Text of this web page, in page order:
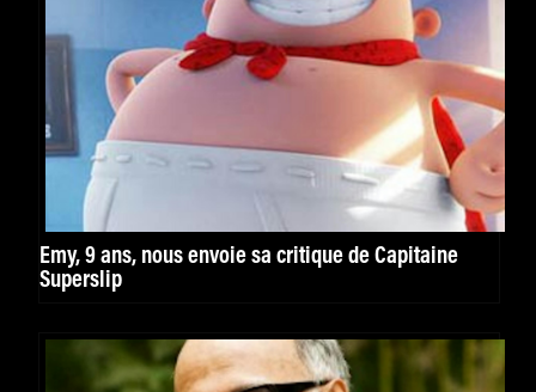
Emy, 9 ans, nous envoie sa critique de Capitaine
Superslip